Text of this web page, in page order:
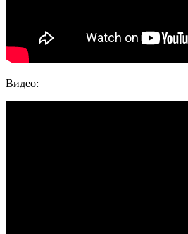
Видео: